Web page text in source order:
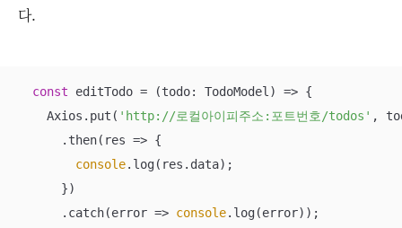
다.
const editTodo = (todo: TodoModel ) => {
    Axios.put(
'http://로컬아이피주소:포트번호/todos' ,
      .then(
res => {
console.log(res.data);
      })
      .catch(
error => console.log(error));